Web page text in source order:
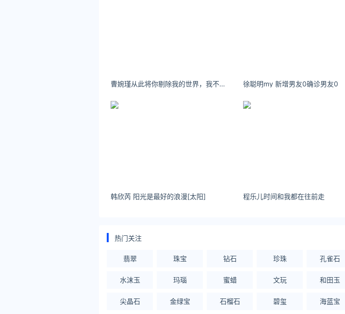
曹婉瑾从此将你剔除我的世界，我不知道我能不能做到 徐聪明my 新增男友0确诊男友0
韩欣芮 阳光是最好的浪漫[太阳] ​​​ 程乐儿时间和我都在往前走
热门关注
翡翠 珠宝 钻石 珍珠 孔雀石
水沫玉 玛瑙 蜜蜡 文玩 和田玉
尖晶石 金绿宝 石榴石 碧玺 海蓝宝